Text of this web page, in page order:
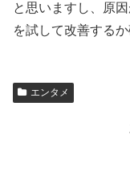
と思いますし、原
を試して改善する
エンタメ